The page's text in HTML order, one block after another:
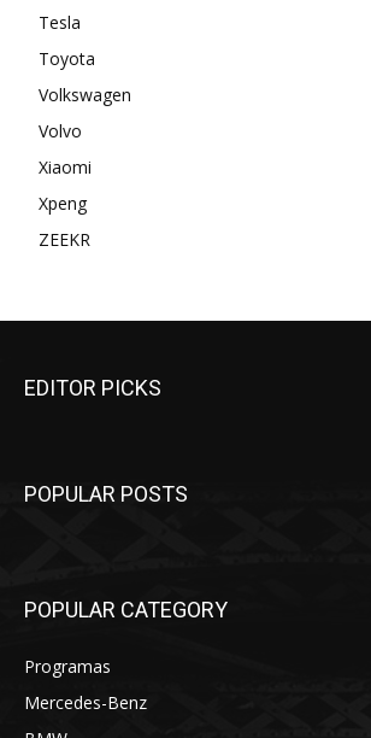
Tesla
Toyota
Volkswagen
Volvo
Xiaomi
Xpeng
ZEEKR
EDITOR PICKS
POPULAR POSTS
POPULAR CATEGORY
Programas
Mercedes-Benz